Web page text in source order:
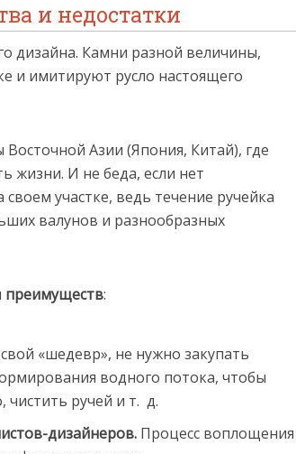
и недостатки
дизайна. Камни разной величины,
и имитируют русло настоящего
Азии (Япония, Китай), где
жизни. И не беда, если нет
участке, ведь течение ручейка
валунов и разнообразных
преимуществ:
«шедевр», не нужно закупать
водного потока, чтобы
ручей и т. д.
дизайнеров. Процесс воплощения